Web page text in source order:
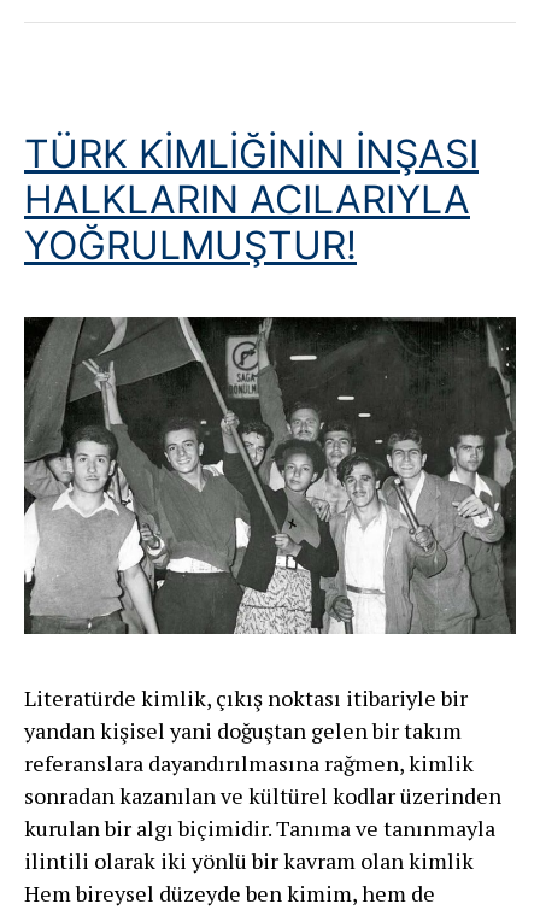
Yükselmesi
TÜRK KİMLİĞİNİN İNŞASI
HALKLARIN ACILARIYLA
YOĞRULMUŞTUR!
Literatürde kimlik, çıkış noktası itibariyle bir
yandan kişisel yani doğuştan gelen bir takım
referanslara dayandırılmasına rağmen, kimlik
sonradan kazanılan ve kültürel kodlar üzerinden
kurulan bir algı biçimidir. Tanıma ve tanınmayla
ilintili olarak iki yönlü bir kavram olan kimlik
Hem bireysel düzeyde ben kimim, hem de